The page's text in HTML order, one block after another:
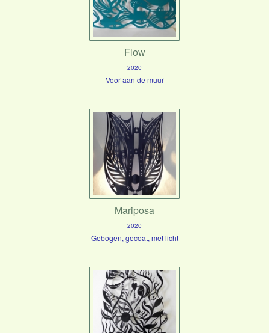
Flow
2020
Voor aan de muur
Mariposa
2020
Gebogen, gecoat, met licht